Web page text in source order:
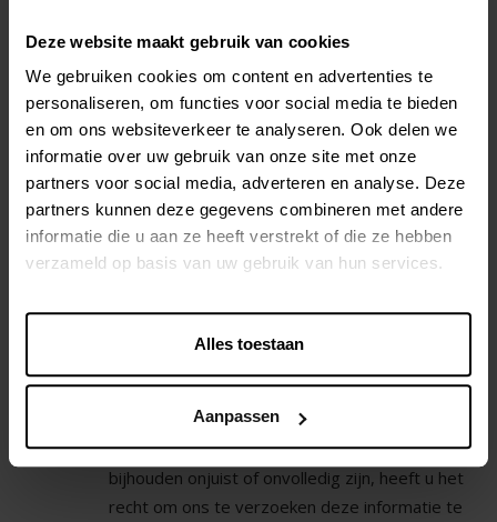
Deze website maakt gebruik van cookies
We gebruiken cookies om content en advertenties te
personaliseren, om functies voor social media te bieden
en om ons websiteverkeer te analyseren. Ook delen we
informatie over uw gebruik van onze site met onze
partners voor social media, adverteren en analyse. Deze
partners kunnen deze gegevens combineren met andere
informatie die u aan ze heeft verstrekt of die ze hebben
verzameld op basis van uw gebruik van hun services.
Alles toestaan
Aanpassen
persoonsgegevens, alsook tot bepaalde
aanvullende informatie zoals omschreven in
deze Privacy Policy.
U heeft het recht van ons een kopie te
ontvangen van uw persoonsgegevens die wij in
ons bezit hebben, op voorwaarde dat dit geen
nadelige invloed heeft op de rechten en
vrijheden van anderen. Het eerste exemplaar
ons het recht voor om een redelijke
vergoeding in rekening te brengen wanneer u
om meerdere kopieën verzoekt.
Recht op verbetering
Als de persoonsgegevens die wij over u
bijhouden onjuist of onvolledig zijn, heeft u het
recht om ons te verzoeken deze informatie te